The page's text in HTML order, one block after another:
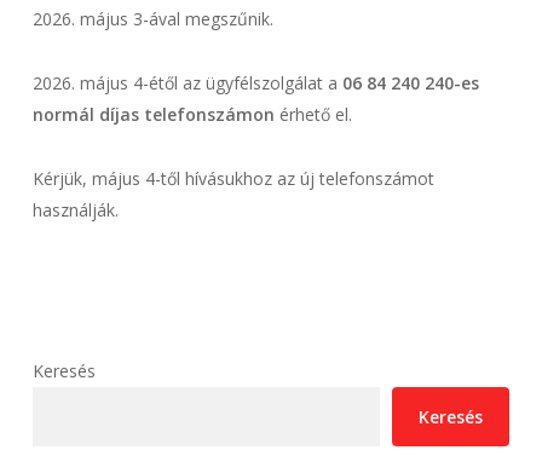
2026. május 3-ával megszűnik.
2026. május 4-étől az ügyfélszolgálat a 06 84 240 240-es
normál díjas telefonszámon érhető el.
Kérjük, május 4-től hívásukhoz az új telefonszámot
használják.
Keresés
Keresés